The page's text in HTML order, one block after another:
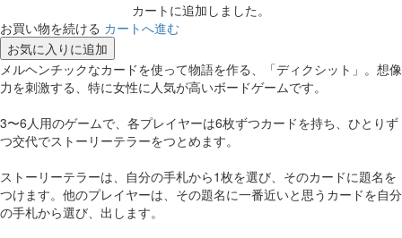
カートに追加しました。
お買い物を続ける カートへ進む
お気に入りに追加
メルヘンチックなカードを使って物語を作る、「ディクシット」。想像
力を刺激する、特に女性に人気が高いボードゲームです。
3〜6人用のゲームで、各プレイヤーは6枚ずつカードを持ち、ひとりず
つ交代でストーリーテラーをつとめます。
ストーリーテラーは、自分の手札から1枚を選び、そのカードに題名を
つけます。他のプレイヤーは、その題名に一番近いと思うカードを自分
の手札から選び、出します。